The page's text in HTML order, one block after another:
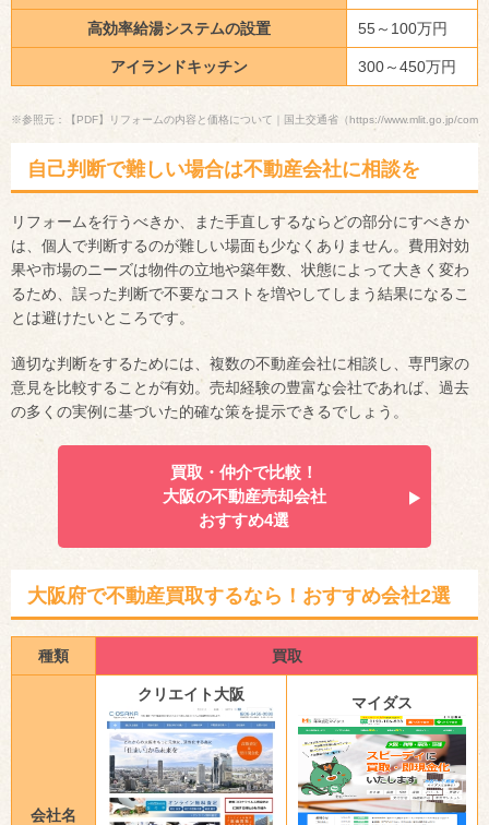
高効率給湯システムの設置 55～100万円
アイランドキッチン 300～450万円
※参照元：【PDF】リフォームの内容と価格について｜国土交通省（https://www.mlit.go.jp/
自己判断で難しい場合は不動産会社に相談を
リフォームを行うべきか、また手直しするならどの部分にすべきか
は、個人で判断するのが難しい場面も少なくありません。費用対効
果や市場のニーズは物件の立地や築年数、状態によって大きく変わ
るため、誤った判断で不要なコストを増やしてしまう結果になるこ
とは避けたいところです。
適切な判断をするためには、複数の不動産会社に相談し、専門家の
意見を比較することが有効。売却経験の豊富な会社であれば、過去
の多くの実例に基づいた的確な策を提示できるでしょう。
買取・仲介で比較！
大阪の不動産売却会社
おすすめ4選
大阪府で不動産買取するなら！おすすめ会社2選
種類 買取
会社名
クリエイト大阪 マイダス